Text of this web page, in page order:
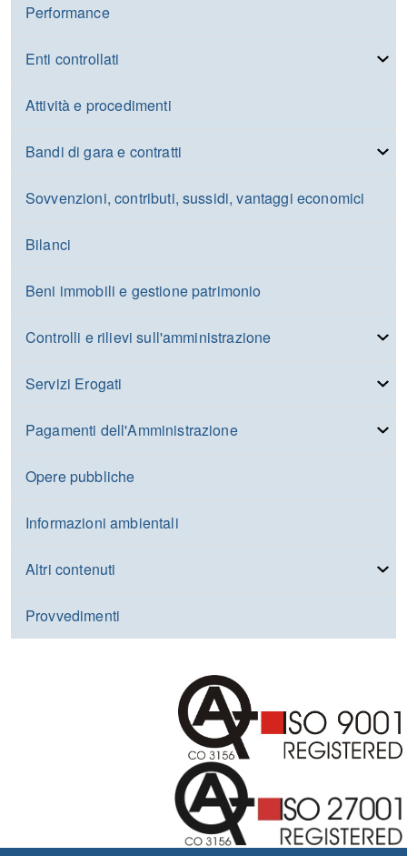
Performance
Enti controllati
Attività e procedimenti
Bandi di gara e contratti
Sovvenzioni, contributi, sussidi, vantaggi economici
Bilanci
Beni immobili e gestione patrimonio
Controlli e rilievi sull'amministrazione
Servizi Erogati
Pagamenti dell'Amministrazione
Opere pubbliche
Informazioni ambientali
Altri contenuti
Provvedimenti